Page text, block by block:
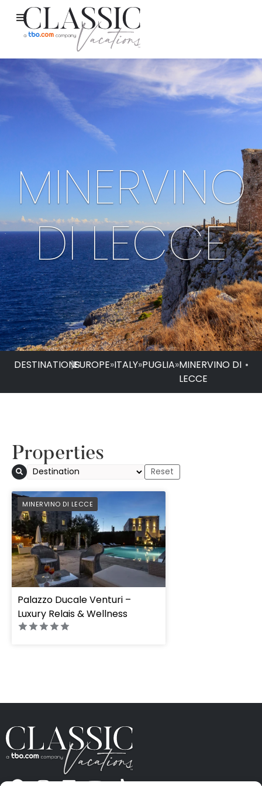
MINERVINO
DI LECCE
DESTINATIONS
|EUROPE»ITALY»PUGLIA»MINERVINO DI
LECCE
•
Properties
MINERVINO DI LECCE
PREFERRED
Palazzo Ducale Venturi –
Luxury Relais & Wellness